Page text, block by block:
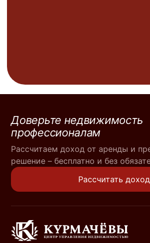
Доверьте недвижимость
профессионалам
Рассчитаем доход от аренды и
решение – бесплатно и без
Рассчитать доход